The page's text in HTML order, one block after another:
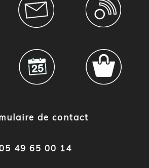
de contact
49 65 00 14